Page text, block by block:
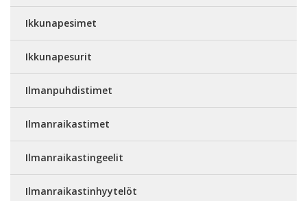
Ikkunapesimet
Ikkunapesurit
Ilmanpuhdistimet
Ilmanraikastimet
Ilmanraikastingeelit
Ilmanraikastinhyytelöt